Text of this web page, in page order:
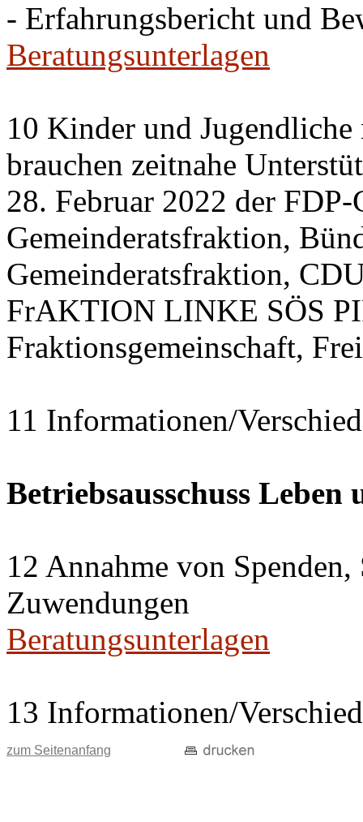
- Erfahrungsbericht und
Beratungsunterlagen
10 Kinder und
brauchen zeitnahe
28. Februar 2022 der
Gemeinderatsfraktion,
Gemeinderatsfraktion,
FrAKTION LINKE SÖS
Fraktionsgemeinschaft,
11 Informationen/
Betriebsausschuss Leben
12 Annahme von
Zuwendungen
Beratungsunterlagen
13 Informationen/
zum Seitenanfang